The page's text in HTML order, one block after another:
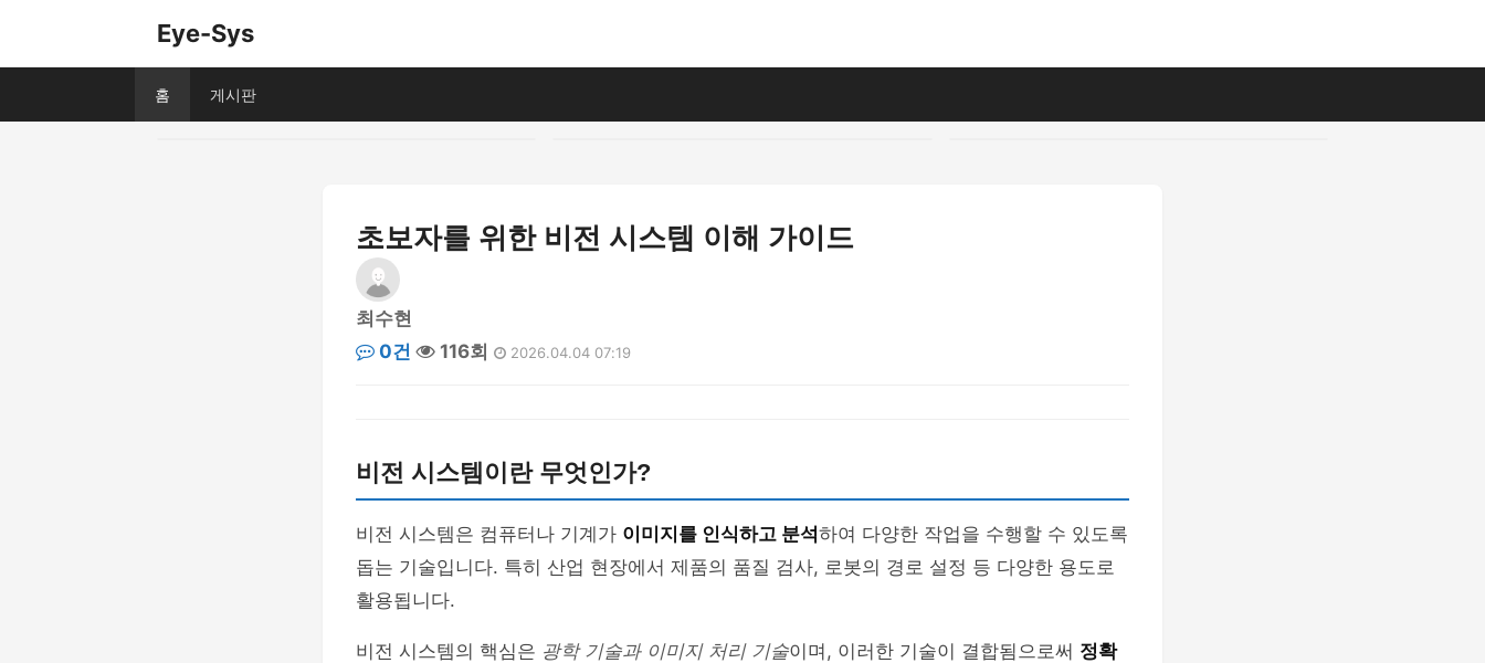
Eye-Sys
홈 게시판
초보자를 위한 비전 시스템 이해 가이드
최수현
0건
116회 2026.04.04 07:19
비전 시스템이란 무엇인가?
비전 시스템은 컴퓨터나 기계가 이미지를 인식하고 분석하여 다양한 작업을 수행할 수 있도록
돕는 기술입니다. 특히 산업 현장에서 제품의 품질 검사, 로봇의 경로 설정 등 다양한 용도로
활용됩니다.
비전 시스템의 핵심은 광학 기술과 이미지 처리 기술이며, 이러한 기술이 결합됨으로써 정확